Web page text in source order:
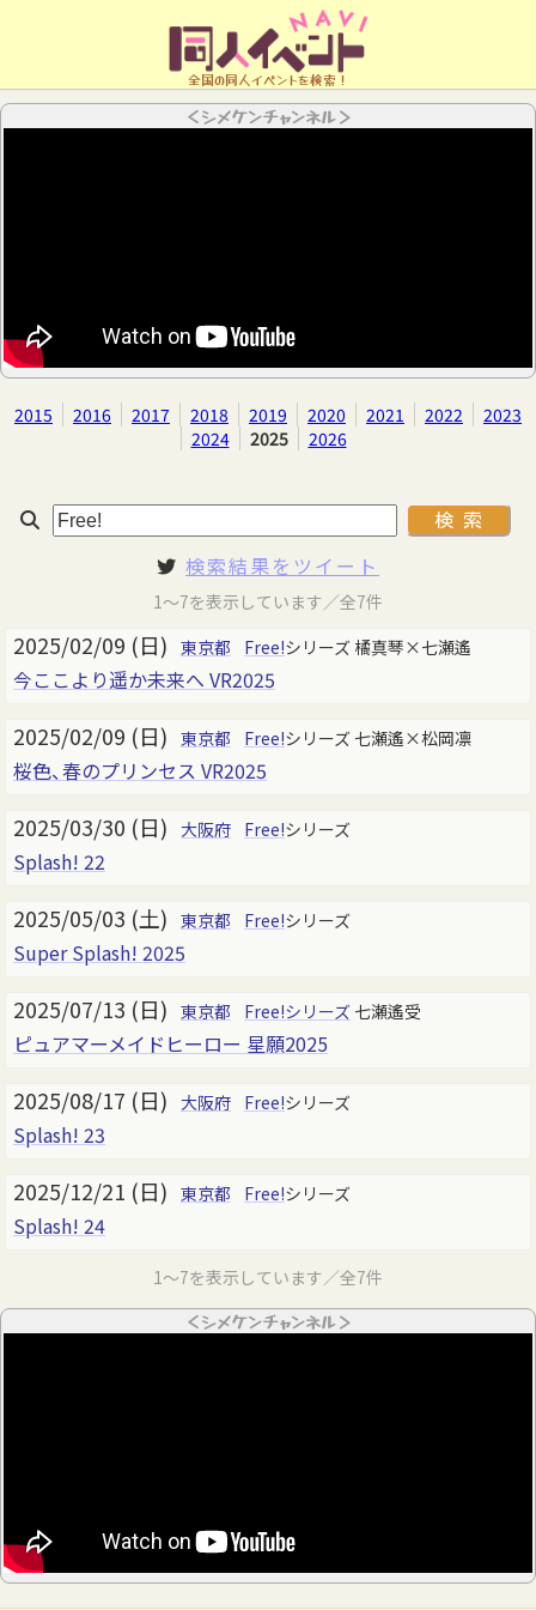
全国の同人イベントを検索！
＜シメケンチャンネル＞
2015 2016 2017 2018 2019 2020 2021 2022
2023
2024
2025 2026
検索結果をツイート
1～7を表示しています／全7件
2025/02/09 (日) 東京都 Free!シリーズ 橘真琴×七瀬遙
今ここより遥か未来へ VR2025
2025/02/09 (日) 東京都 Free!シリーズ 七瀬遙×松岡凛
桜色、春のプリンセス VR2025
2025/03/30 (日) 大阪府 Free!シリーズ
Splash! 22
2025/05/03 (土) 東京都 Free!シリーズ
Super Splash! 2025
2025/07/13 (日) 東京都 Free!シリーズ 七瀬遙受
ピュアマーメイドヒーロー 星願2025
2025/08/17 (日) 大阪府 Free!シリーズ
Splash! 23
2025/12/21 (日) 東京都 Free!シリーズ
Splash! 24
1～7を表示しています／全7件
＜シメケンチャンネル＞